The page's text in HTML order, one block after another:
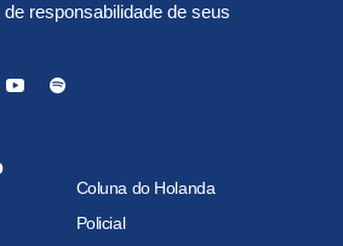
responsabilidade de seus
Coluna do Holanda
Policial